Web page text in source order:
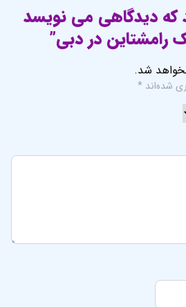
که دیدگاهی می نویسد
رامشتاین در دبی”
شد.
شده‌اند *